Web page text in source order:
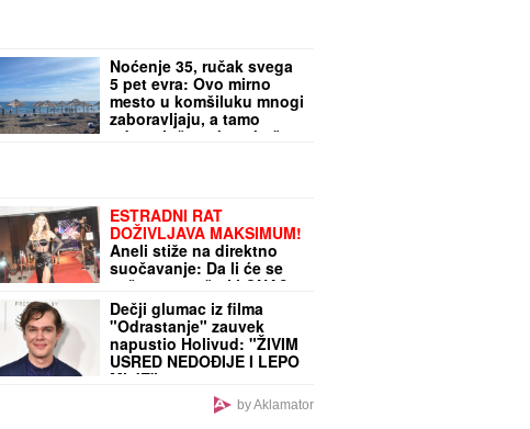
Noćenje 35, ručak svega
5 pet evra: Ovo mirno
mesto u komšiluku mnogi
zaboravljaju, a tamo
odmor još uvek ne košta
ESTRADNI RAT
DOŽIVLJAVA MAKSIMUM!
Aneli stiže na direktno
suočavanje: Da li će se
večeras umešati i ONA?
Dečji glumac iz filma
"Odrastanje" zauvek
napustio Holivud: "ŽIVIM
USRED NEDOĐIJE I LEPO
MI JE"
by Aklamator